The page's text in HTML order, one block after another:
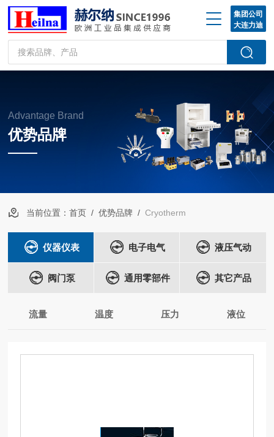
集团公司
大连力迪
Advantage Brand
优势品牌
当前位置：首页 /优势品牌 /Cryotherm
仪器仪表 电子电气 液压气动
阀门泵 通用零部件 其它产品
流量 温度 压力 液位